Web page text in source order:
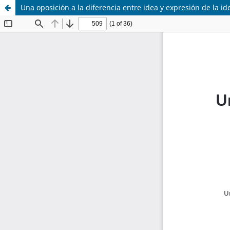
Una oposición a la diferencia entre idea y expresión de la